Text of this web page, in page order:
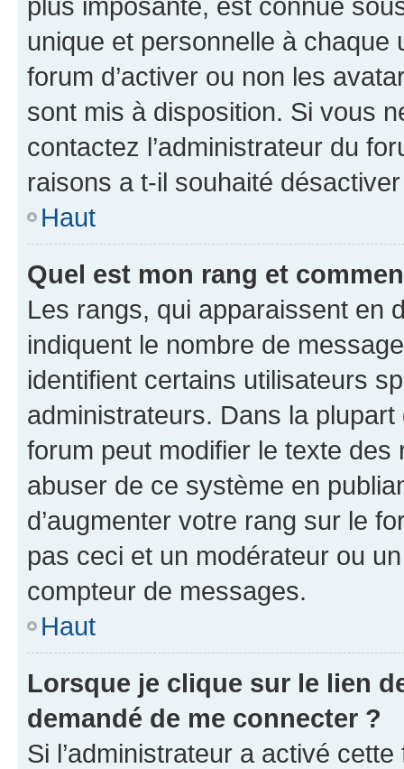
unique et personnelle à chaque
forum d’activer ou non les
sont mis à disposition. Si vous
contactez l’administrateur du
raisons a t-il souhaité
Haut
Quel est mon rang et
Les rangs, qui apparaissent en
indiquent le nombre de
identifient certains utilisateurs
administrateurs. Dans la
forum peut modifier le texte
abuser de ce système en
d’augmenter votre rang sur le
pas ceci et un modérateur ou
compteur de messages.
Haut
Lorsque je clique sur le lien
demandé de me connecter ?
Si l’administrateur a activé